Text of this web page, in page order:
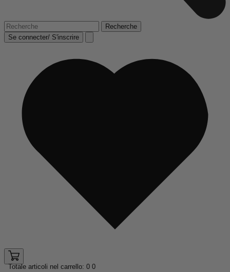
Se connecter/ S'inscrire
Totale articoli nel carrello: 0 0